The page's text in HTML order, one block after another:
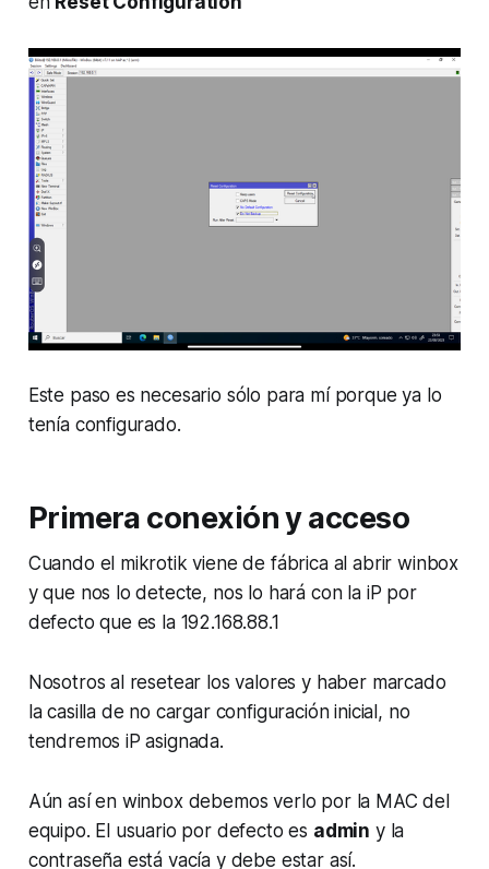
Este paso es necesario sólo para mí porque ya lo
tenía configurado.
Primera conexión y acceso
Cuando el mikrotik viene de fábrica al abrir winbox
y que nos lo detecte, nos lo hará con la iP por
defecto que es la 192.168.88.1
Nosotros al resetear los valores y haber marcado
la casilla de no cargar configuración inicial, no
tendremos iP asignada.
Aún así en winbox debemos verlo por la MAC del
equipo. El usuario por defecto es admin y la
contraseña está vacía y debe estar así.